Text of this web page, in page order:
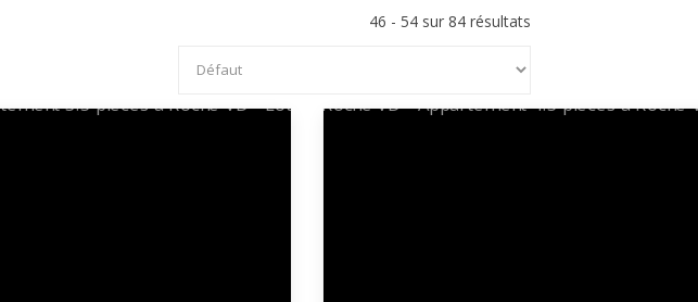
46 - 54 sur 84 résultats